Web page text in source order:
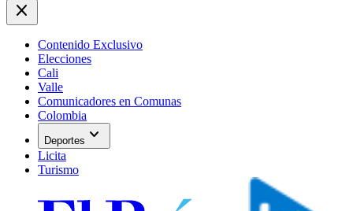
close
Contenido Exclusivo
Elecciones
Cali
Valle
Comunicadores en Comunas
Colombia
Deportes expand_more
Licita
Turismo